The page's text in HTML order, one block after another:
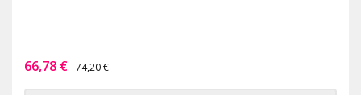
66,78 € 74,20 €